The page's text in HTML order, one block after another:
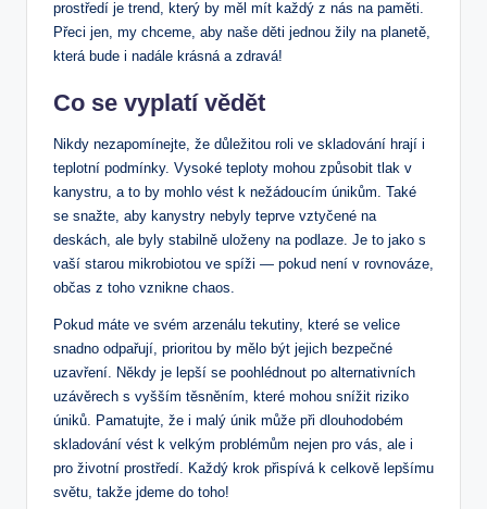
prostředí je trend, který by měl mít každý z nás na paměti.
Přeci jen, my chceme, aby naše děti jednou žily na planetě,
která bude i nadále krásná a zdravá!
Co se vyplatí vědět
Nikdy nezapomínejte, že důležitou roli ve skladování hrají i
teplotní podmínky. Vysoké teploty mohou způsobit tlak v
kanystru, a to by mohlo vést k nežádoucím únikům. Také
se snažte, aby kanystry nebyly teprve vztyčené na
deskách, ale byly stabilně uloženy na podlaze. Je to jako s
vaší starou mikrobiotou ve spíži — pokud není v rovnováze,
občas z toho vznikne chaos.
Pokud máte ve svém arzenálu tekutiny, které se velice
snadno odpařují, prioritou by mělo být jejich bezpečné
uzavření. Někdy je lepší se poohlédnout po alternativních
uzávěrech s vyšším těsněním, které mohou snížit riziko
úniků. Pamatujte, že i malý únik může při dlouhodobém
skladování vést k velkým problémům nejen pro vás, ale i
pro životní prostředí. Každý krok přispívá k celkově lepšímu
světu, takže jdeme do toho!